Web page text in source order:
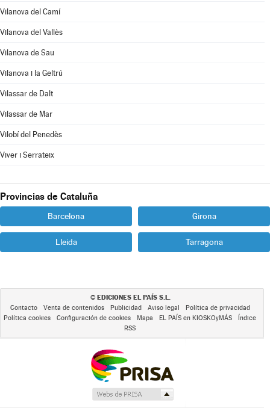
Vilanova del Camí
Vilanova del Vallès
Vilanova de Sau
Vilanova i la Geltrú
Vilassar de Dalt
Vilassar de Mar
Vilobí del Penedès
Viver i Serrateix
Provincias de Cataluña
Barcelona Girona
Lleida Tarragona
© EDICIONES EL PAÍS S.L.
Contacto Venta de contenidos Publicidad Aviso legal
Política de privacidad
Política cookies
Configuración de cookies Mapa EL PAÍS en KIOSKOyMÁS
Índice
RSS